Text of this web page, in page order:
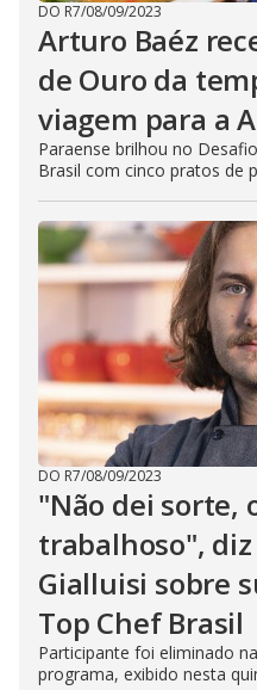
DO R7/08/09/2023
Arturo Baéz
de Ouro da
viagem para a
Paraense brilhou no
Brasil com cinco pratos de
DO R7/08/09/2023
"Não dei sorte,
trabalhoso",
Gialluisi sobre
Top Chef Brasil
Participante foi eliminado
programa, exibido nesta